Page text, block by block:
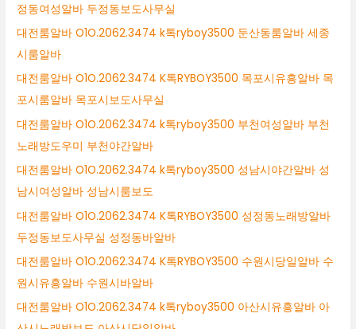
정동여성알바 두정동보도사무실
대전룸알바 O1O.2062.3474 k톡ryboy3500 둔산동룸알바 세종
시룸알바
대전룸알바 O1O.2062.3474 K톡RYBOY3500 목포시유흥알바 목
포시룸알바 목포시보도사무실
대전룸알바 O1O.2062.3474 k톡ryboy3500 부천여성알바 부천
노래방도우미 부천야간알바
대전룸알바 O1O.2062.3474 k톡ryboy3500 성남시야간알바 성
남시여성알바 성남시룸보도
대전룸알바 O1O.2062.3474 K톡RYBOY3500 성정동노래방알바
두정동보도사무실 성정동바알바
대전룸알바 O1O.2062.3474 K톡RYBOY3500 수원시당일알바 수
원시유흥알바 수원시바알바
대전룸알바 O1O.2062.3474 k톡ryboy3500 아산시유흥알바 아